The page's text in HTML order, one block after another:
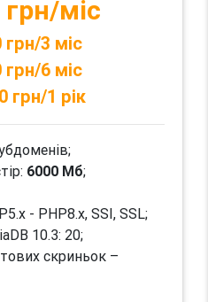
міс
грн/3 міс
грн/6 міс
грн/1 рік
6000 Мб;
- PHP8.x, SSI, SSL;
10.3: 20;
скриньок –